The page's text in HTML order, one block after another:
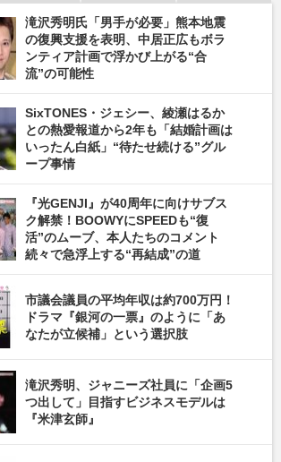
滝沢秀明氏「男手が必要」熊本地震
の復興支援を表明、中居正広もボラ
ンティア計画で浮かび上がる“合
流”の可能性
SixTONES・ジェシー、綾瀬はるか
との熱愛報道から2年も「結婚計画は
いったん白紙」“待たせ続ける”グル
ープ事情
『光GENJI』が40周年に向けサブス
ク解禁！BOOWYにSPEEDも“復
活”のムーブ、本人たちのコメント
続々で急浮上する“再結成”の道
市議会議員の平均年収は約700万円！
ドラマ『銀河の一票』のように「あ
なたが立候補」という選択肢
滝沢秀明、ジャニーズ社員に「企画5
つ出して」目指すビジネスモデルは
『米津玄師』